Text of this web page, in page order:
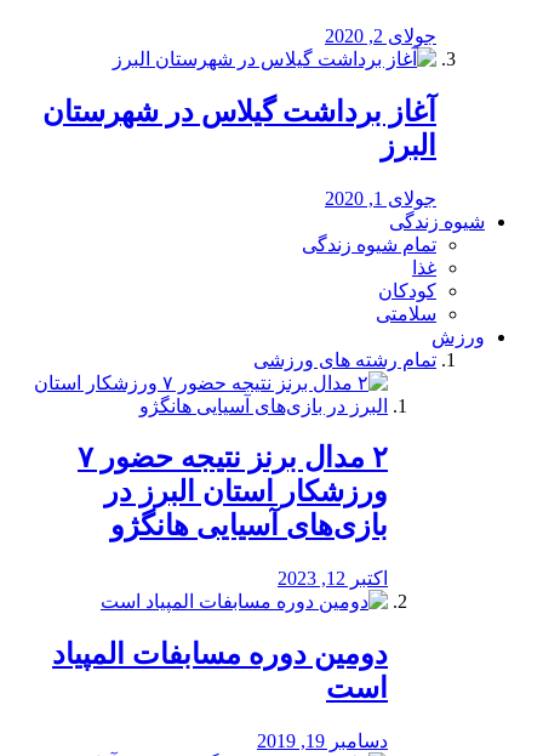
جولای 2, 2020
آغاز برداشت گیلاس در شهرستان
البرز
جولای 1, 2020
شیوه زندگی
تمام شیوه زندگی
غذا
کودکان
سلامتی
ورزش
تمام رشته های ورزشی
۲ مدال برنز نتیجه حضور ۷
ورزشکار استان البرز در
بازی‌های آسیایی هانگژو
اکتبر 12, 2023
دومین دوره مسابفات المپیاد
است
دسامبر 19, 2019